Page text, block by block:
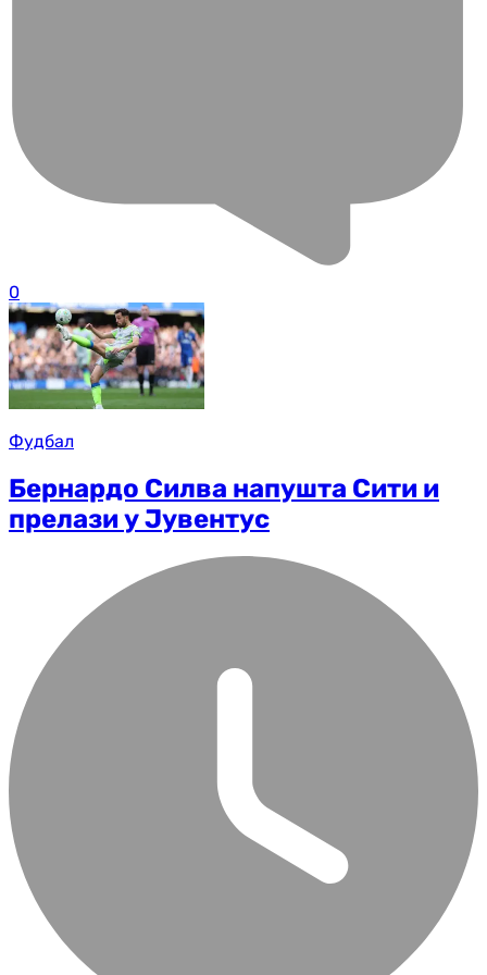
0
Фудбал
Бернардо Силва напушта Сити и
прелази у Јувентус